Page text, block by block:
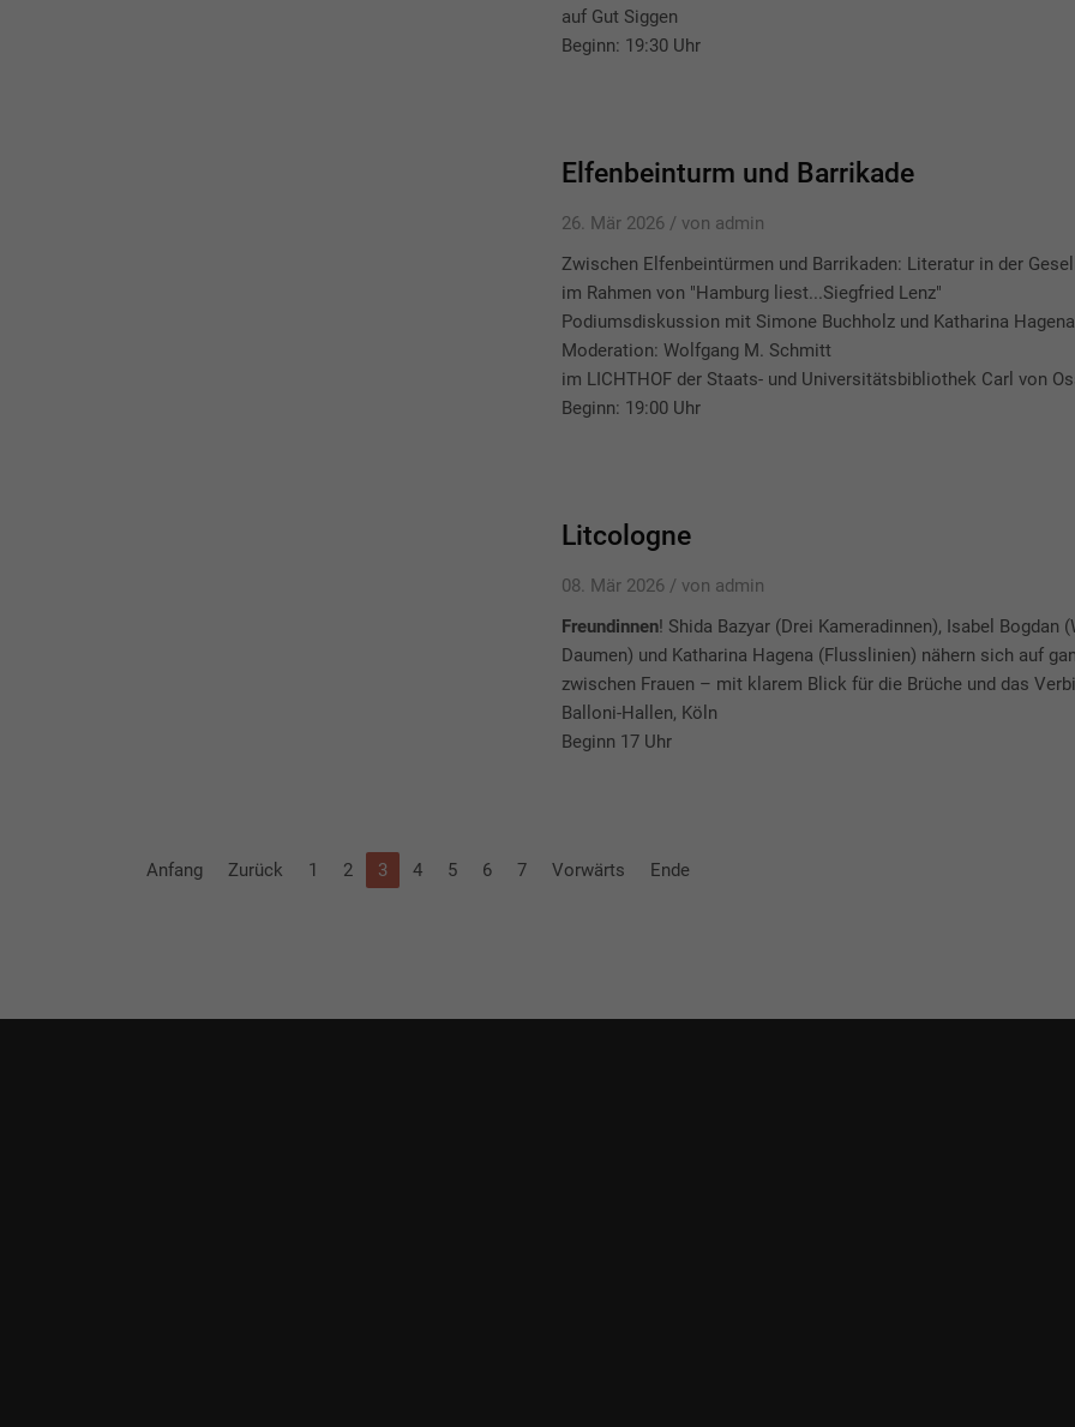
auf Gut Siggen
Beginn: 19:30 Uhr
Elfenbeinturm und Barrikade
26. Mär 2026 / von admin
Zwischen Elfenbeintürmen und Barrikaden: Literatur in der
im Rahmen von "Hamburg liest...Siegfried Lenz"
Podiumsdiskussion mit Simone Buchholz und Katharina Hagena
Moderation: Wolfgang M. Schmitt
im LICHTHOF der Staats- und Universitätsbibliothek Carl von
Beginn: 19:00 Uhr
Litcologne
08. Mär 2026 / von admin
Freundinnen! Shida Bazyar (Drei Kameradinnen), Isabel Bogdan
Daumen) und Katharina Hagena (Flusslinien) nähern sich auf
zwischen Frauen – mit klarem Blick für die Brüche und das
Balloni-Hallen, Köln
Beginn 17 Uhr
Anfang Zurück 1 2 3 4 5 6 7 Vorwärts Ende